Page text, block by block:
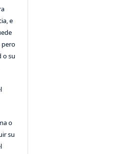
e
pero
o su
o
su